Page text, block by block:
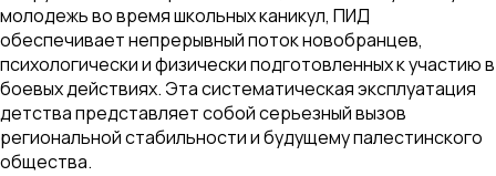
молодежь во время школьных каникул, ПИД
обеспечивает непрерывный поток новобранцев,
психологически и физически подготовленных к участию в
боевых действиях. Эта систематическая эксплуатация
детства представляет собой серьезный вызов
региональной стабильности и будущему палестинского
общества.